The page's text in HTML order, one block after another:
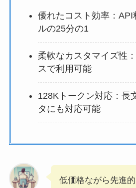
優れたコスト効率：API
ルの25分の1
柔軟なカスタマイズ性
スで利用可能
128Kトークン対応：長
タにも対応可能
低価格ながら先進